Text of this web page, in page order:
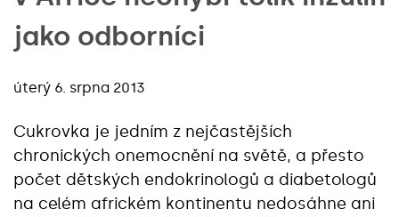
jako odborníci
úterý 6. srpna 2013
Cukrovka je jedním z nejčastějších
chronických onemocnění na světě, a přesto
počet dětských endokrinologů a diabetologů
na celém africkém kontinentu nedosáhne ani